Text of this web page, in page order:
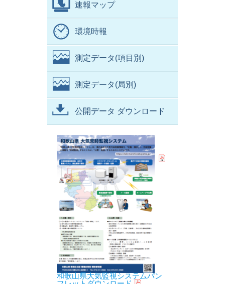
速報マップ
環境時報
測定データ(項目別)
測定データ(局別)
公開データ ダウンロード
和歌山県大気監視システムパン